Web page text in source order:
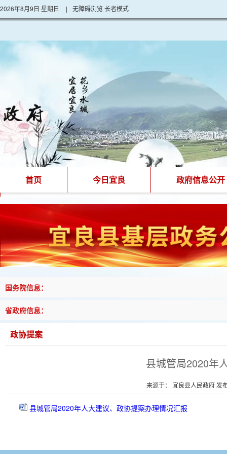
2026年8月9日 星期日 | 无障碍浏览长者模式
首页 今日宜良 政府信息公开
国务院信息：
省政府信息：
政协提案
县城管局2020年
来源于： 宜良县人民政府 发
县城管局2020年人大建议、政协提案办理情况汇报